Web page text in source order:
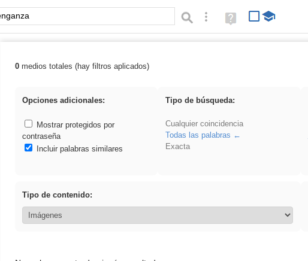
o frase: Búsqueda avanzada
Ayuda
(en
Resultados de: venganza
0medios totales (hay filtros aplicados)
Opciones adicionales:
Mostrar protegidos por
contraseña
Incluir palabras similares
Tipo de búsqueda:
Cualquier coincidencia
Todas las palabras
Exacta
Tipo de contenido: